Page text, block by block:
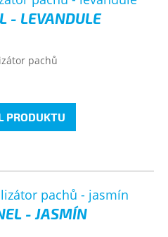
- LEVANDULE
pachů
PRODUKTU
- JASMÍN